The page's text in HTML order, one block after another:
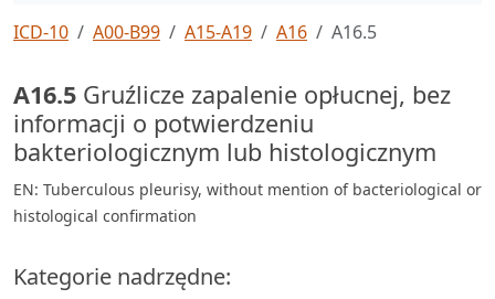
ICD-10 A00-B99 A15-A19 A16 A16.5
A16.5 Gruźlicze zapalenie opłucnej, bez
informacji o potwierdzeniu
bakteriologicznym lub histologicznym
EN: Tuberculous pleurisy, without mention of bacteriological or
histological confirmation
Kategorie nadrzędne: